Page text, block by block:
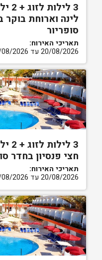
3
לינה וארוחת בוקר
סופריור
תאריכי האירוח:
20/08/2026 עד 30/08/2026
3
חצי פנסיון בחדר
תאריכי האירוח:
20/08/2026 עד 30/08/2026